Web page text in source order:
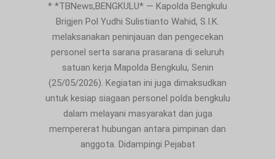
* *TBNews,BENGKULU* — Kapolda Bengkulu
Brigjen Pol Yudhi Sulistianto Wahid, S.I.K.
melaksanakan peninjauan dan pengecekan
personel serta sarana prasarana di seluruh
satuan kerja Mapolda Bengkulu, Senin
(25/05/2026). Kegiatan ini juga dimaksudkan
untuk kesiap siagaan personel polda bengkulu
dalam melayani masyarakat dan juga
mempererat hubungan antara pimpinan dan
anggota. Didampingi Pejabat